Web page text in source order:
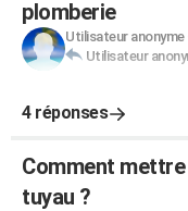
plomberie
Utilisateur anonyme
Utilisateur
4 réponses
Comment
tuyau ?